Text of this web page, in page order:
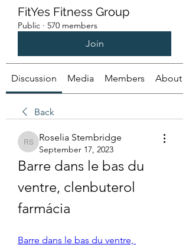
FitYes Fitness Group
Public · 570 members
Join
Discussion Media Members About
Back
Roselia Stembridge
Roselia Stembridge
September 17, 2023
Barre dans le bas du
ventre, clenbuterol
farmácia
Barre dans le bas du ventre,